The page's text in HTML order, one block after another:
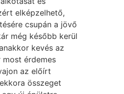
elképzelhető,
csupán a jövő
még később kerül
kevés az
most érdemes
az előírt
összeget